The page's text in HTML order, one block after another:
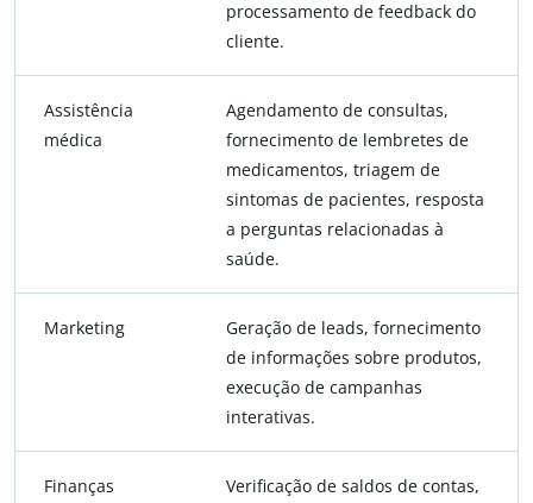
processamento de feedback do
cliente.
Assistência
médica
Agendamento de consultas,
fornecimento de lembretes de
medicamentos, triagem de
sintomas de pacientes, resposta
a perguntas relacionadas à
saúde.
Marketing
Geração de leads, fornecimento
de informações sobre produtos,
execução de campanhas
interativas.
Finanças
Verificação de saldos de contas,